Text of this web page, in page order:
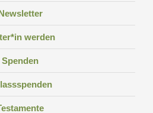
werden
Spenden